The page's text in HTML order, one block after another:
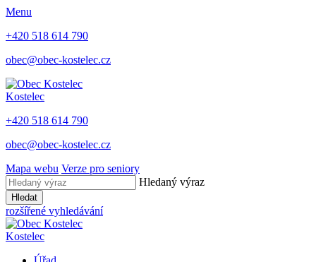
Menu
+420 518 614 790
obec@obec-kostelec.cz
Kostelec
+420 518 614 790
obec@obec-kostelec.cz
Mapa webu Verze pro seniory
Hledaný výraz
Hledat
rozšířené vyhledávání
Kostelec